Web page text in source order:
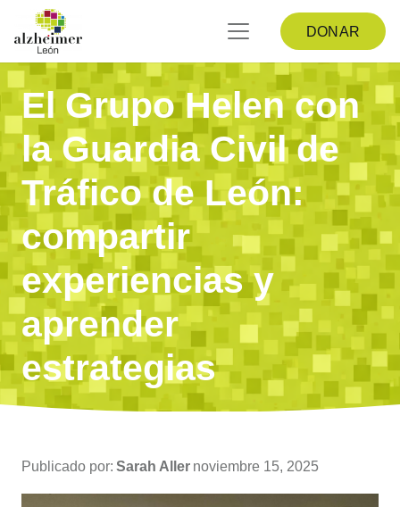
DONAR
El Grupo Helen con
la Guardia Civil de
Tráfico de León:
compartir
experiencias y
aprender
estrategias
Publicado por: Sarah Aller noviembre 15, 2025